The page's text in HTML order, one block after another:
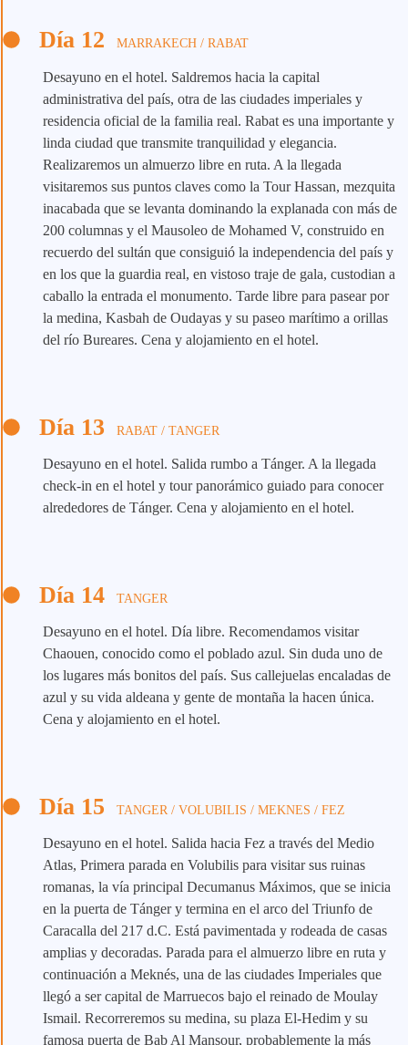
Día 12 MARRAKECH / RABAT
Desayuno en el hotel. Saldremos hacia la capital
administrativa del país, otra de las ciudades imperiales y
residencia oficial de la familia real. Rabat es una importante y
linda ciudad que transmite tranquilidad y elegancia.
Realizaremos un almuerzo libre en ruta. A la llegada
visitaremos sus puntos claves como la Tour Hassan, mezquita
inacabada que se levanta dominando la explanada con más de
200 columnas y el Mausoleo de Mohamed V, construido en
recuerdo del sultán que consiguió la independencia del país y
en los que la guardia real, en vistoso traje de gala, custodian a
caballo la entrada el monumento. Tarde libre para pasear por
la medina, Kasbah de Oudayas y su paseo marítimo a orillas
del río Bureares. Cena y alojamiento en el hotel.
Día 13 RABAT / TANGER
Desayuno en el hotel. Salida rumbo a Tánger. A la llegada
check-in en el hotel y tour panorámico guiado para conocer
alrededores de Tánger. Cena y alojamiento en el hotel.
Día 14 TANGER
Desayuno en el hotel. Día libre. Recomendamos visitar
Chaouen, conocido como el poblado azul. Sin duda uno de
los lugares más bonitos del país. Sus callejuelas encaladas de
azul y su vida aldeana y gente de montaña la hacen única.
Cena y alojamiento en el hotel.
Día 15 TANGER / VOLUBILIS / MEKNES / FEZ
Desayuno en el hotel. Salida hacia Fez a través del Medio
Atlas, Primera parada en Volubilis para visitar sus ruinas
romanas, la vía principal Decumanus Máximos, que se inicia
en la puerta de Tánger y termina en el arco del Triunfo de
Caracalla del 217 d.C. Está pavimentada y rodeada de casas
amplias y decoradas. Parada para el almuerzo libre en ruta y
continuación a Meknés, una de las ciudades Imperiales que
llegó a ser capital de Marruecos bajo el reinado de Moulay
Ismail. Recorreremos su medina, su plaza El-Hedim y su
famosa puerta de Bab Al Mansour, probablemente la más